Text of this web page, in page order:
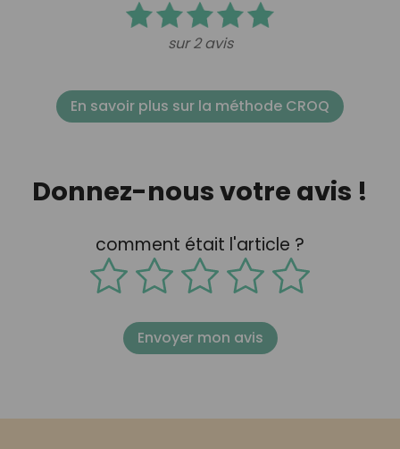
sur 2 avis
En savoir plus sur la méthode CROQ
Donnez-nous votre avis !
comment était l'article ?
Envoyer mon avis